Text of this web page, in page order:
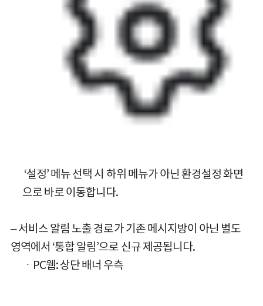
‘설정’ 메뉴 선택 시 하위 메뉴가 아닌 환경설정 화면
으로 바로 이동합니다.
– 서비스 알림 노출 경로가 기존 메시지방이 아닌 별도
영역에서 ‘통합 알림’으로 신규 제공됩니다.
ㆍPC웹: 상단 배너 우측